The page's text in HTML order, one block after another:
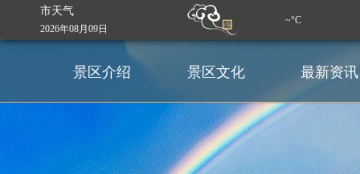
市天气
2026年08月09日
~°C
景区介绍 景区文化 最新资讯